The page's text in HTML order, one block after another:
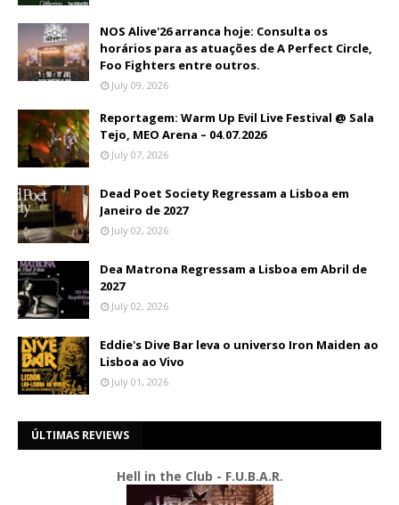
NOS Alive'26 arranca hoje: Consulta os
horários para as atuações de A Perfect Circle,
Foo Fighters entre outros.
July 09, 2026
Reportagem: Warm Up Evil Live Festival @ Sala
Tejo, MEO Arena – 04.07.2026
July 07, 2026
Dead Poet Society Regressam a Lisboa em
Janeiro de 2027
July 02, 2026
Dea Matrona Regressam a Lisboa em Abril de
2027
July 02, 2026
Eddie's Dive Bar leva o universo Iron Maiden ao
Lisboa ao Vivo
July 01, 2026
ÚLTIMAS REVIEWS
Hell in the Club - F.U.B.A.R.